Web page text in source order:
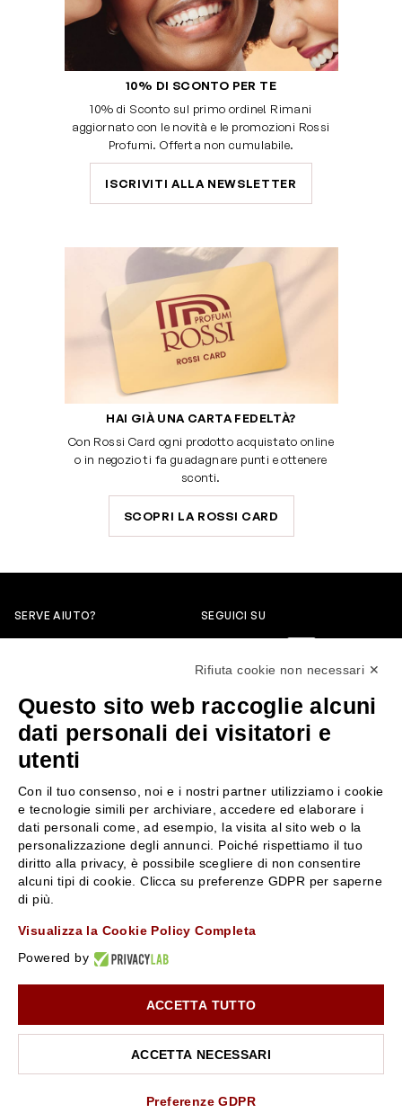
10% DI SCONTO PER TE
10% di Sconto sul primo ordine! Rimani
aggiornato con le novità e le promozioni Rossi
Profumi. Offerta non cumulabile.
ISCRIVITI ALLA NEWSLETTER
HAI GIÀ UNA CARTA FEDELTÀ?
Con Rossi Card ogni prodotto acquistato online
o in negozio ti fa guadagnare punti e ottenere
sconti.
SCOPRI LA ROSSI CARD
SERVE AIUTO?
servizioclienti@rossiprofumi.it
SEGUICI SU
SERVIZIO CLIENTI
Resi e rimborsi
Pagamenti
Spedizione
Condizioni generali di vendita
Privacy Policy
Chi siamo
Contattaci
Negozi
Attiva la Rossi Card
Lavora con noi
P.IVA 01351170350 - REA RE-179054 Cap.Soc. € 120.000,00 i.v. - PEC
10% di Sconto sul primo ordine!*
Iscriviti alla newsletter e rimani aggiornato con le novità e
le promozioni Rossi Profumi.
*Il Buono non si applica su Articoli in Promozione
ISCRIVITI ALLA NEWSLETTER
Rifiuta cookie non necessari ✕
Questo sito web raccoglie alcuni
dati personali dei visitatori e
utenti
Con il tuo consenso, noi e i nostri partner utilizziamo i cookie
e tecnologie simili per archiviare, accedere ed elaborare i
dati personali come, ad esempio, la visita al sito web o la
personalizzazione degli annunci. Poiché rispettiamo il tuo
diritto alla privacy, è possibile scegliere di non consentire
alcuni tipi di cookie. Clicca su preferenze GDPR per saperne
di più.
Visualizza la Cookie Policy Completa
Powered by
ACCETTA TUTTO
ACCETTA NECESSARI
Preferenze GDPR